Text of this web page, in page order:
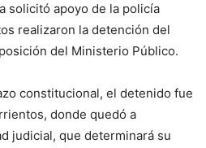
solicitó apoyo de la policía
realizaron la detención del
del Ministerio Público.
constitucional, el detenido fue
donde quedó a
judicial, que determinará su